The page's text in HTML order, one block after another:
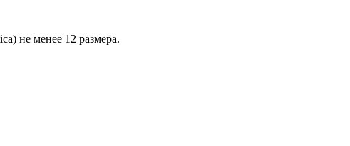
не менее 12 размера.